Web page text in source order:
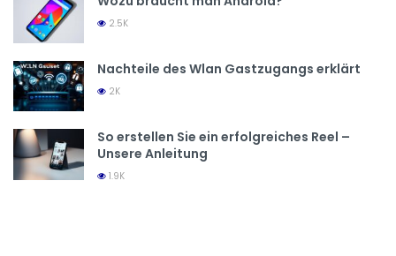
2.5K
Nachteile des Wlan Gastzugangs erklärt
2K
So erstellen Sie ein erfolgreiches Reel –
Unsere Anleitung
1.9K